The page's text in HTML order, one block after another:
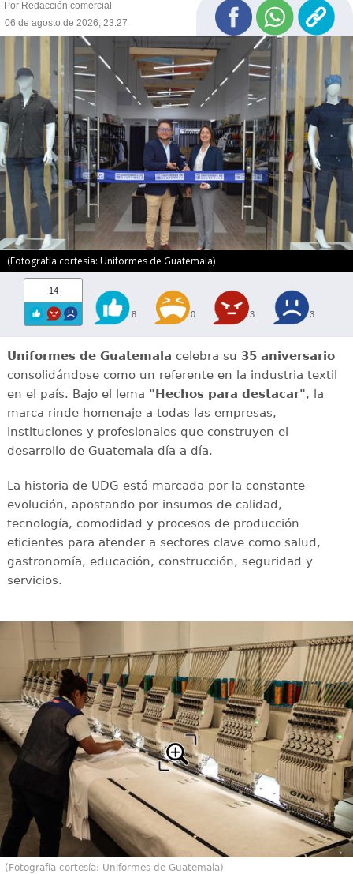
Por Redacción comercial
06 de agosto de 2026, 23:27
(Fotografía cortesía: Uniformes de Guatemala)
14
8 0 3 3
Uniformes de Guatemala celebra su 35 aniversario
consolidándose como un referente en la industria textil
en el país. Bajo el lema "Hechos para destacar", la
marca rinde homenaje a todas las empresas,
instituciones y profesionales que construyen el
desarrollo de Guatemala día a día.
La historia de UDG está marcada por la constante
evolución, apostando por insumos de calidad,
tecnología, comodidad y procesos de producción
eficientes para atender a sectores clave como salud,
gastronomía, educación, construcción, seguridad y
servicios.
(Fotografía cortesía: Uniformes de Guatemala)